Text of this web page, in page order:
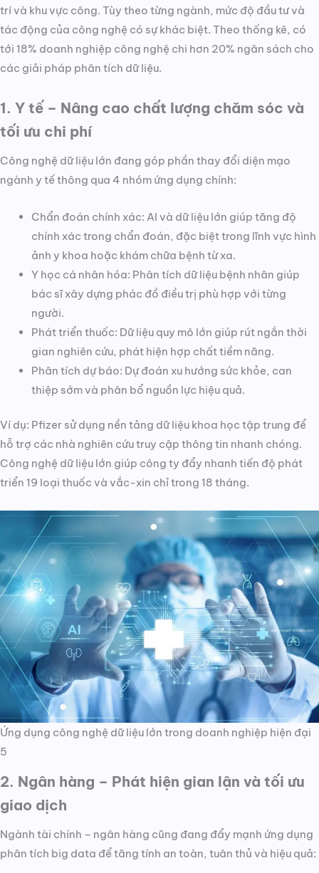
trí và khu vực công. Tùy theo từng ngành, mức độ đầu tư và
tác động của công nghệ có sự khác biệt. Theo thống kê, có
tới 18% doanh nghiệp công nghệ chi hơn 20% ngân sách cho
các giải pháp phân tích dữ liệu.
1. Y tế – Nâng cao chất lượng chăm sóc và
tối ưu chi phí
Công nghệ dữ liệu lớn đang góp phần thay đổi diện mạo
ngành y tế thông qua 4 nhóm ứng dụng chính:
Chẩn đoán chính xác: AI và dữ liệu lớn giúp tăng độ
chính xác trong chẩn đoán, đặc biệt trong lĩnh vực hình
ảnh y khoa hoặc khám chữa bệnh từ xa.
Y học cá nhân hóa: Phân tích dữ liệu bệnh nhân giúp
bác sĩ xây dựng phác đồ điều trị phù hợp với từng
người.
Phát triển thuốc: Dữ liệu quy mô lớn giúp rút ngắn thời
gian nghiên cứu, phát hiện hợp chất tiềm năng.
Phân tích dự báo: Dự đoán xu hướng sức khỏe, can
thiệp sớm và phân bổ nguồn lực hiệu quả.
Ví dụ: Pfizer sử dụng nền tảng dữ liệu khoa học tập trung để
hỗ trợ các nhà nghiên cứu truy cập thông tin nhanh chóng.
Công nghệ dữ liệu lớn giúp công ty đẩy nhanh tiến độ phát
triển 19 loại thuốc và vắc-xin chỉ trong 18 tháng.
Ứng dụng công nghệ dữ liệu lớn trong doanh nghiệp hiện đại
5
2. Ngân hàng – Phát hiện gian lận và tối ưu
giao dịch
Ngành tài chính – ngân hàng cũng đang đẩy mạnh ứng dụng
phân tích big data để tăng tính an toàn, tuân thủ và hiệu quả: